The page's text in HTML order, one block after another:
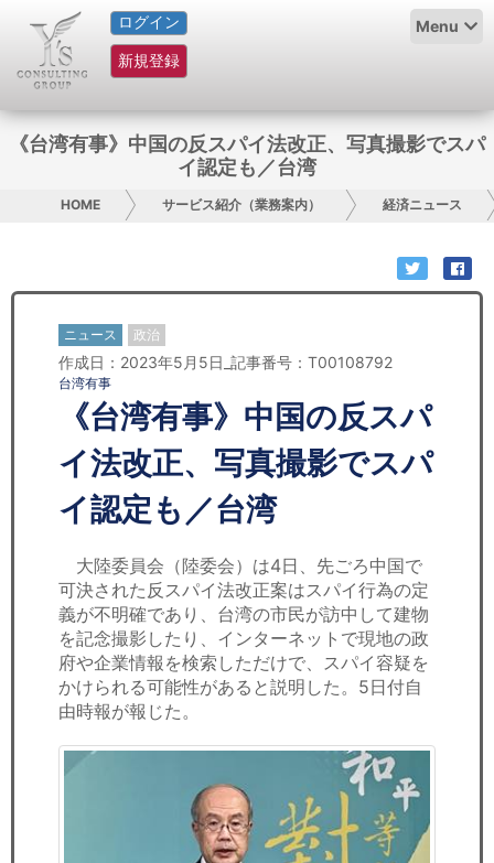
ログイン
新規登録
Menu
HOME
サービス紹介
コラム
お問い合わせ
日本人にPR
コンサルティング
リサーチ
セミナー
経済ニュース
労務顧問
ＩＴ
飲食店情報
《台湾有事》中国の反スパイ法改正、写真撮影でスパ
イ認定も／台湾
HOME サービス紹介（業務案内） 経済ニュース
ニュース 政治
作成日：2023年5月5日_記事番号：T00108792
台湾有事
《台湾有事》中国の反スパ
イ法改正、写真撮影でスパ
イ認定も／台湾
大陸委員会（陸委会）は4日、先ごろ中国で
可決された反スパイ法改正案はスパイ行為の定
義が不明確であり、台湾の市民が訪中して建物
を記念撮影したり、インターネットで現地の政
府や企業情報を検索しただけで、スパイ容疑を
かけられる可能性があると説明した。5日付自
由時報が報じた。